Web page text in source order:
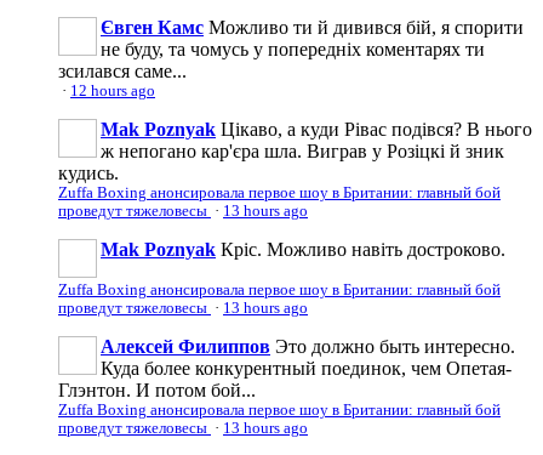
Євген Камс Можливо ти й дивився бій, я спорити
не буду, та чомусь у попередніх коментарях ти
зсилався саме...
· 12 hours ago
Mak Poznyak Цікаво, а куди Рівас подівся? В нього
ж непогано кар'єра шла. Виграв у Розіцкі й зник
кудись.
Zuffa Boxing анонсировала первое шоу в Британии: главный бой
проведут тяжеловесы · 13 hours ago
Mak Poznyak Кріс. Можливо навіть достроково.
Zuffa Boxing анонсировала первое шоу в Британии: главный бой
проведут тяжеловесы · 13 hours ago
Алексей Филиппов Это должно быть интересно.
Куда более конкурентный поединок, чем Опетая-
Глэнтон. И потом бой...
Zuffa Boxing анонсировала первое шоу в Британии: главный бой
проведут тяжеловесы · 13 hours ago